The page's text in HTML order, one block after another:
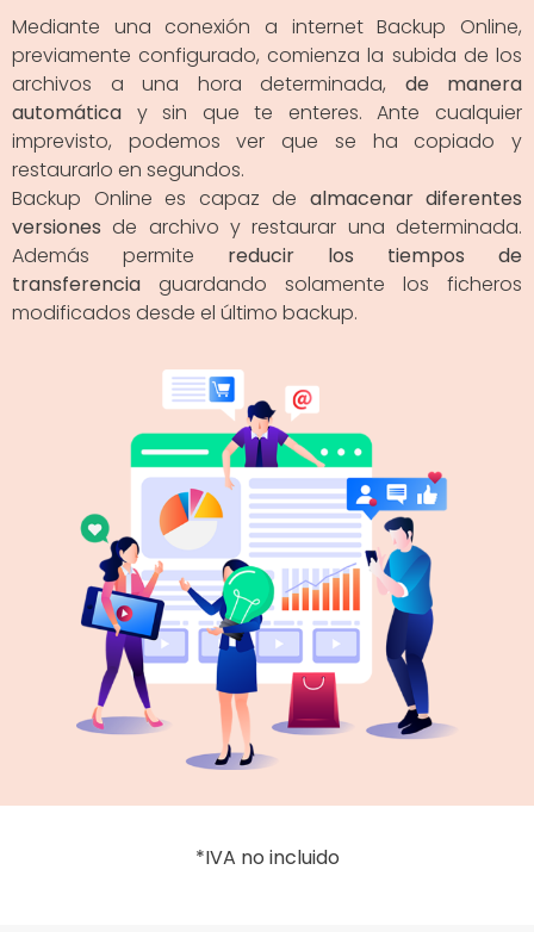
Mediante una conexión a internet Backup Online,
previamente configurado, comienza la subida de los
archivos a una hora determinada, de manera
automática y sin que te enteres. Ante cualquier
imprevisto, podemos ver que se ha copiado y
restaurarlo en segundos.
Backup Online es capaz de almacenar diferentes
versiones de archivo y restaurar una determinada.
Además permite reducir los tiempos de
transferencia guardando solamente los ficheros
modificados desde el último backup.
*IVA no incluido